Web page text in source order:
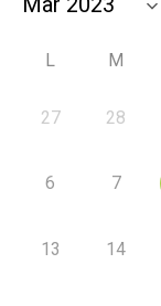
L M
27 28
6 7
13 14